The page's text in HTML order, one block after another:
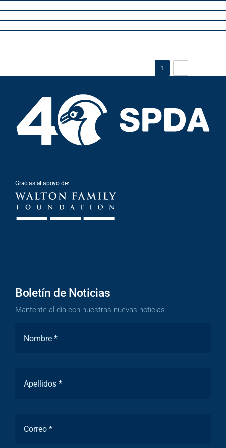
1
Gracias al apoyo de:
Boletín de Noticias
Mantente al día con nuestras nuevas noticias